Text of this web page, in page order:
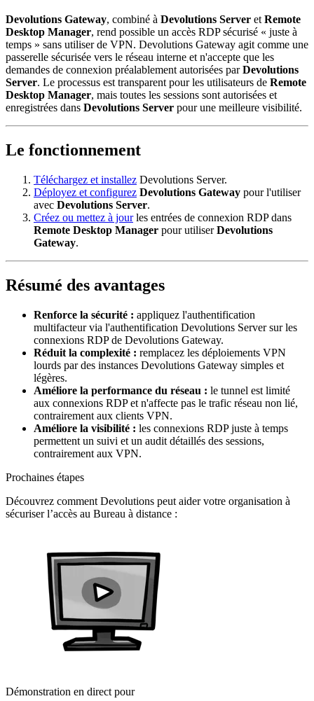
Devolutions Gateway, combiné à Devolutions Server et Remote
Desktop Manager, rend possible un accès RDP sécurisé « juste à
temps » sans utiliser de VPN. Devolutions Gateway agit comme une
passerelle sécurisée vers le réseau interne et n'accepte que les
demandes de connexion préalablement autorisées parDevolutions
Server. Le processus est transparent pour les utilisateurs de Remote
Desktop Manager, mais toutes les sessions sont autorisées et
enregistrées dans Devolutions Server pour une meilleure visibilité.
Le fonctionnement
Téléchargez et installez Devolutions Server.
Déployez et configurez Devolutions Gateway pour l'utiliser
avec Devolutions Server.
Créez ou mettez à jourles entrées de connexion RDP dans
Remote Desktop Manager pour utiliserDevolutions
Gateway.
Résumé des avantages
Renforce la sécurité : appliquez l'authentification
multifacteur via l'authentification Devolutions Server sur les
connexions RDP de Devolutions Gateway.
Réduit la complexité : remplacez les déploiements VPN
lourds par des instances Devolutions Gateway simples et
légères.
Améliore la performance du réseau : le tunnel est limité
aux connexions RDP et n'affecte pas le trafic réseau non lié,
contrairement aux clients VPN.
Améliore la visibilité : les connexions RDP juste à temps
permettent un suivi et un audit détaillés des sessions,
contrairement aux VPN.
Prochaines étapes
Découvrez comment Devolutions peut aider votre organisation à
sécuriser l’accès au Bureau à distance :
Démonstration en direct pour